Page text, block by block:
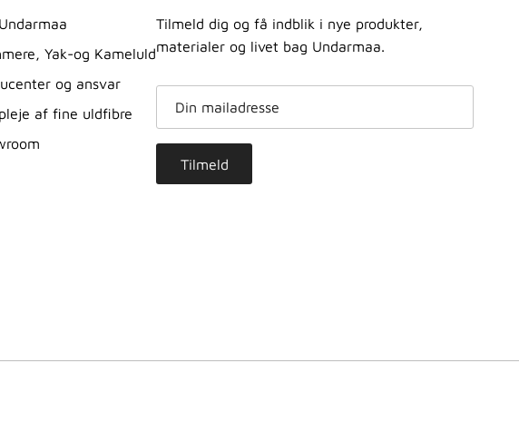
Yak-og Kameluld
og ansvar
af fine uldfibre
Tilmeld dig og få indblik i nye produkter,
materialer og livet bag Undarmaa.
Tilmeld